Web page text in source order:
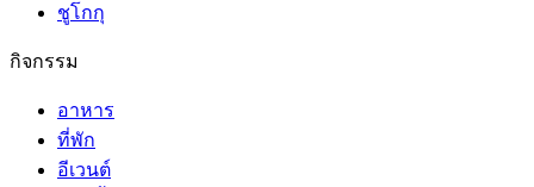
ชูโกกุ
กิจกรรม
อาหาร
ที่พัก
อีเวนต์